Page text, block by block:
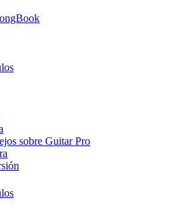
sobre Guitar Pro